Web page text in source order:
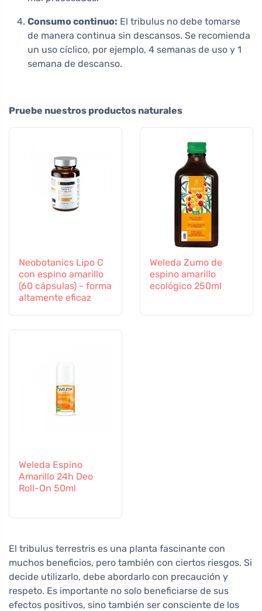
Consumo continuo: El tribulus no debe tomarse
de manera continua sin descansos. Se recomienda
un uso cíclico, por ejemplo, 4 semanas de uso y 1
semana de descanso.
Pruebe nuestros productos naturales
Neobotanics Lipo C
con espino amarillo
(60 cápsulas) - forma
altamente eficaz
Weleda Zumo de
espino amarillo
ecológico 250ml
Weleda Espino
Amarillo 24h Deo
Roll-On 50ml
El tribulus terrestris es una planta fascinante con
muchos beneficios, pero también con ciertos riesgos. Si
decide utilizarlo, debe abordarlo con precaución y
respeto. Es importante no solo beneficiarse de sus
efectos positivos, sino también ser consciente de los